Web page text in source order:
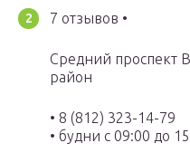
7 отзывов •
Средний проспект
район
• 8 (812) 323-14-79
• будни с 09:00 до